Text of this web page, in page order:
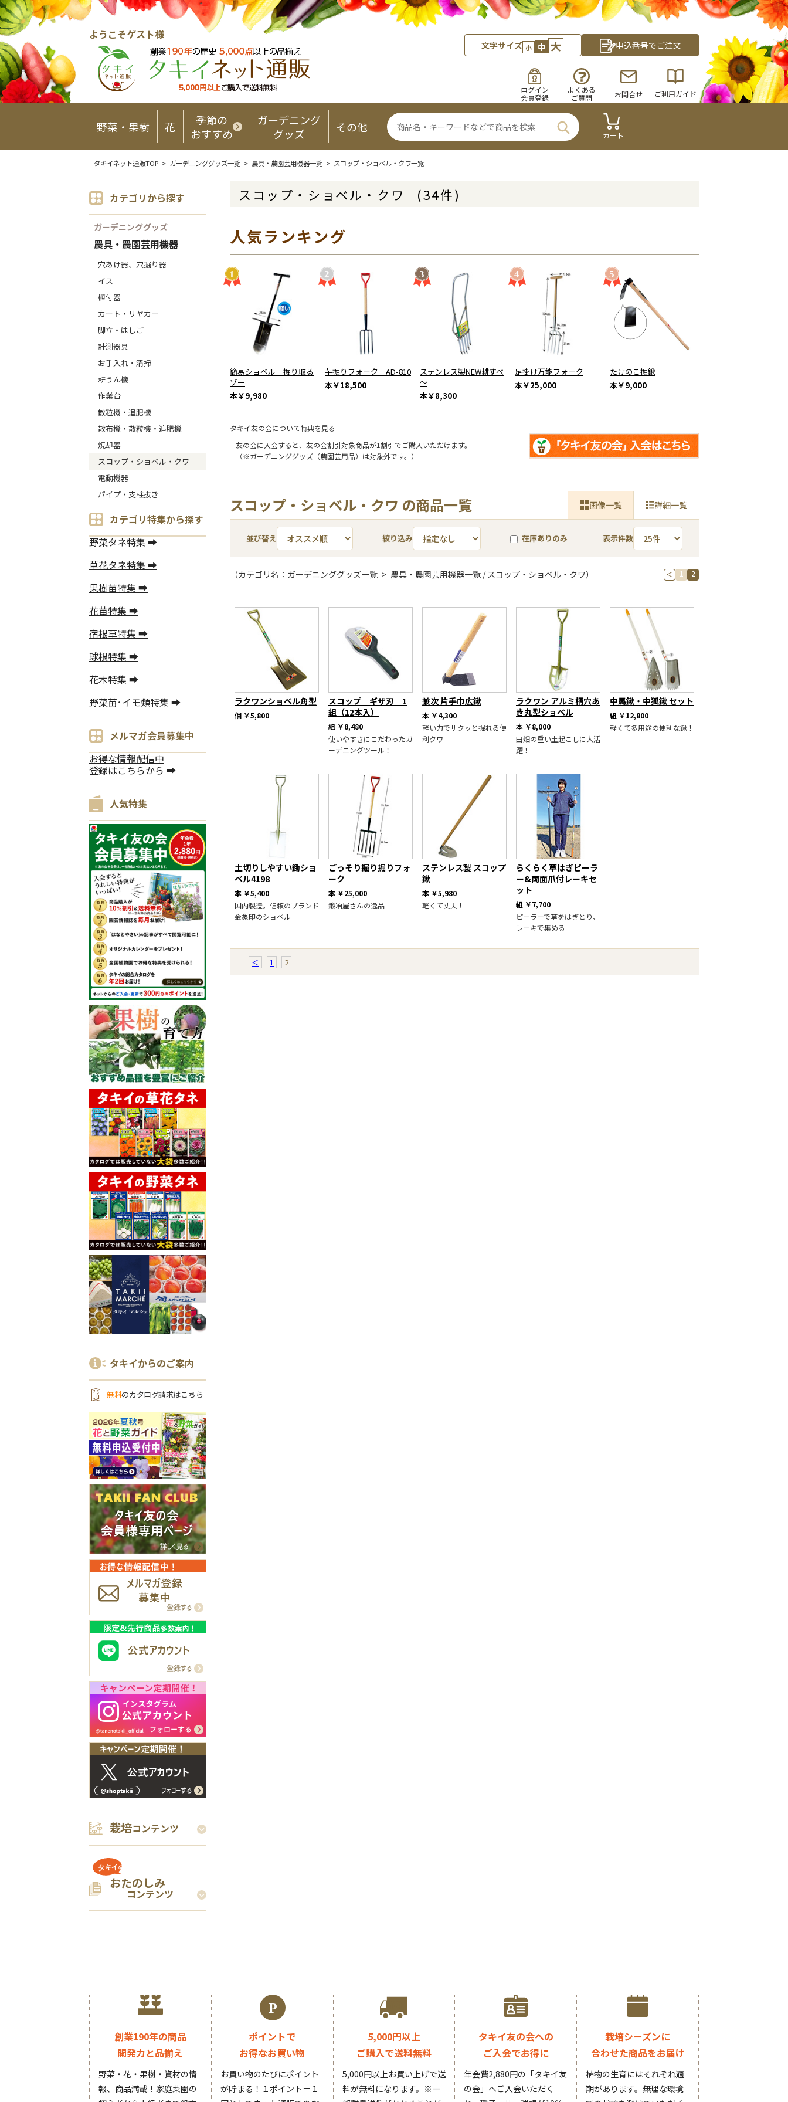
ようこそゲスト様
文字サイズ 小 中 大 申込番号でご注文
ログイン
会員登録
よくある
ご質問
お問合せ ご利用ガイド
野菜・果樹 花
季節の
おすすめ
ガーデニング
グッズ
その他
カート
タキイネット通販TOP> ガーデニンググッズ一覧> 農具・農園芸用機器一覧> スコップ・ショベル・クワ一覧
カテゴリから探す
ガーデニンググッズ
農具・農園芸用機器
穴あけ器、穴掘り器
イス
植付器
カート・リヤカー
脚立・はしご
計測器具
お手入れ・清掃
耕うん機
作業台
散粒機・追肥機
散布機・散粒機・追肥機
焼却器
スコップ・ショベル・クワ
電動機器
パイプ・支柱抜き
カテゴリ特集から探す
野菜タネ特集 ➡
草花タネ特集 ➡
果樹苗特集 ➡
花苗特集 ➡
宿根草特集 ➡
球根特集 ➡
花木特集 ➡
野菜苗･イモ類特集 ➡
メルマガ会員募集中
お得な情報配信中
登録はこちらから ➡
人気特集
タキイからのご案内
無料のカタログ請求はこちら
栽培コンテンツ
おたのしみ
コンテンツ
スコップ・ショベル・クワ (34件)
人気ランキング
簡易ショベル 掘り取る
ゾー
本￥9,980
芋掘りフォーク AD-810
本￥18,500
ステンレス製NEW耕すべ
～
本￥8,300
足掛け万能フォーク
本￥25,000
たけのこ掘鍬
本￥9,000
タキイ友の会について特典を見る
友の会に入会すると、友の会割引対象商品が1割引でご購入いただけます。
（※ガーデニンググッズ（農園芸用品）は対象外です。）
スコップ・ショベル・クワ の商品一覧 画像一覧 詳細一覧
並び替え 絞り込み 在庫ありのみ 表示件数
（カテゴリ名：ガーデニンググッズ一覧 > 農具・農園芸用機器一覧 / スコップ・ショベル・クワ） ＜ 1 2
ラクワンショベル角型
個 ￥5,800
スコップ ギザ刃 1
組（12本入）
組 ￥8,480
使いやすさにこだわったガ
ーデニングツール！
兼次 片手巾広鍬
本 ￥4,300
軽い力でサクッと掘れる便
利クワ
ラクワン アルミ柄穴あ
き丸型ショベル
本 ￥8,000
田畑の重い土起こしに大活
躍！
中馬鍬・中狐鍬 セット
組 ￥12,800
軽くて多用途の便利な鍬！
土切りしやすい鋤ショ
ベル4198
本 ￥5,400
国内製造。信頼のブランド
金象印のショベル
ごっそり掘り掘りフォ
ーク
本 ￥25,000
鍛冶屋さんの逸品
ステンレス製 スコップ
鍬
本 ￥5,980
軽くて丈夫！
らくらく草はぎピーラ
ー&両面爪付レーキセ
ット
組 ￥7,700
ピーラーで草をはぎとり、
レーキで集める
＜ 1 2
創業190年の商品
開発力と品揃え
野菜・花・果樹・資材の情
報、商品満載！家庭菜園の
ポイントで
お得なお買い物
お買い物のたびにポイント
が貯まる！１ポイント＝１
5,000円以上
ご購入で送料無料
5,000円以上お買い上げで送
料が無料になります。 ※一
タキイ友の会への
ご入会でお得に
年会費2,880円の「タキイ友
の会」へご入会いただく
栽培シーズンに
合わせた商品をお届け
植物の生育にはそれぞれ適
期があります。無理な環境